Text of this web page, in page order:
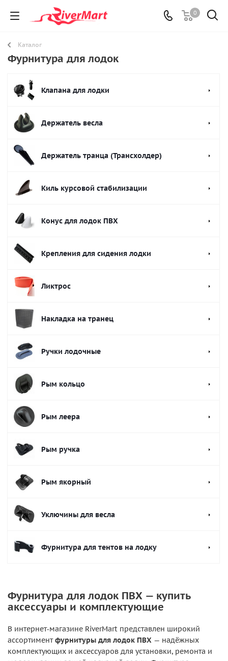
0
Каталог
Фурнитура для лодок
Клапана для лодки
Держатель весла
Держатель транца (Трансхолдер)
Киль курсовой стабилизации
Конус для лодок ПВХ
Крепления для сидения лодки
Ликтрос
Накладка на транец
Ручки лодочные
Рым кольцо
Рым леера
Рым ручка
Рым якорный
Уключины для весла
Фурнитура для тентов на лодку
Фурнитура для лодок ПВХ — купить
аксессуары и комплектующие
В интернет‑магазине RiverMart представлен широкий
ассортиментфурнитуры для лодок ПВХ — надёжных
комплектующих и аксессуаров для установки, ремонта и